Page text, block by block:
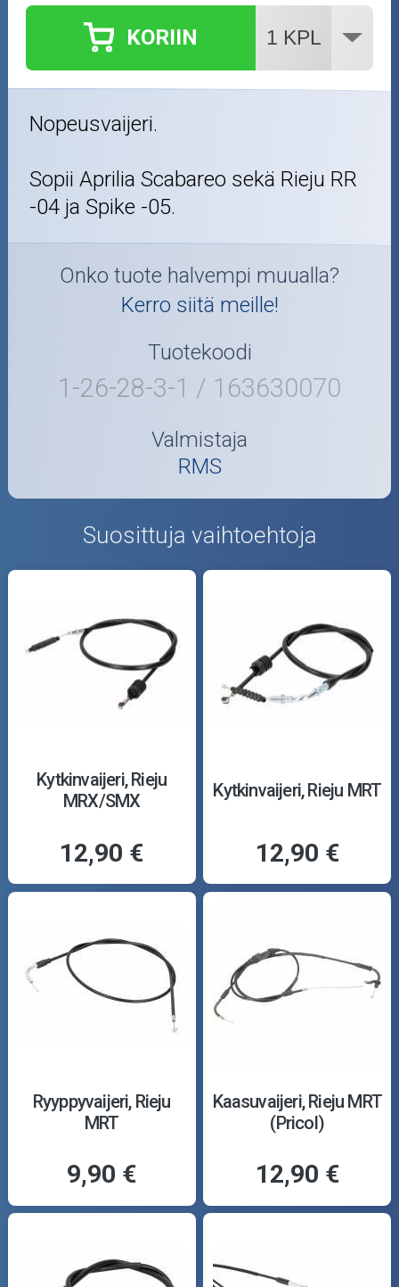
KORIIN
Nopeusvaijeri.
Sopii Aprilia Scabareo sekä Rieju RR
-04 ja Spike -05.
Onko tuote halvempi muualla?
Kerro siitä meille!
Tuotekoodi
1-26-28-3-1 / 163630070
Valmistaja
RMS
Suosittuja vaihtoehtoja
Kytkinvaijeri, Rieju
MRX/SMX
12,90 €
Kytkinvaijeri, Rieju MRT
12,90 €
Ryyppyvaijeri, Rieju
MRT
9,90 €
Kaasuvaijeri, Rieju MRT
(Pricol)
12,90 €